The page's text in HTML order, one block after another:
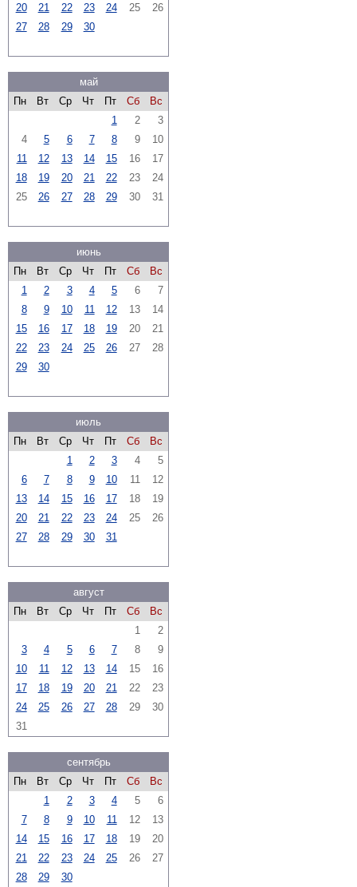
20
21 22 23 24 25
26
27
28 29 30
май
Пн
Вт Ср Чт Пт Сб
Вс
1
2
3
4
5 6 7 8 9
10
11
12 13 14 15 16
17
18
19 20 21 22 23
24
25
26 27 28 29 30 31
июнь
Пн
Вт Ср Чт Пт Сб
Вс
1
2 3 4 5 6
7
8
9 10 11 12 13
14
15
16 17 18 19 20
21
22
23 24 25 26 27
28
29
30
июль
Пн
Вт Ср Чт Пт Сб
Вс
1
2 3 4
5
6
7 8 9 10 11
12
13
14 15 16 17 18
19
20
21 22 23 24 25
26
27
28 29 30 31
август
Пн
Вт Ср Чт Пт Сб
Вс
1
2
3
4 5 6 7 8
9
10
11 12 13 14 15
16
17
18 19 20 21 22
23
24
25 26 27 28 29
30
31
сентябрь
Пн
Вт Ср Чт Пт Сб
Вс
1
2 3 4 5
6
7
8 9 10 11 12
13
14
15 16 17 18 19
20
21
22 23 24 25 26
27
28
29 30